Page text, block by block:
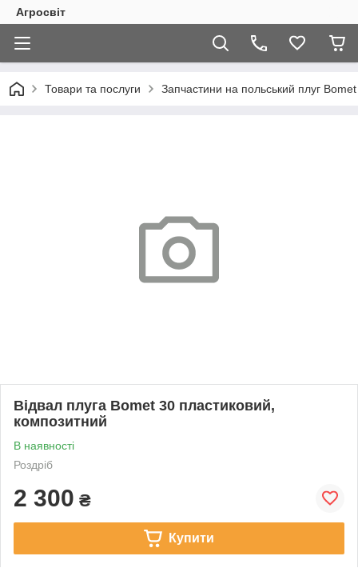
Агросвіт
Товари та послуги Запчастини на польський плуг Bomet
Відвал плуга Bomet 30 пластиковий,
композитний
В наявності
Роздріб
2 300 ₴
Купити